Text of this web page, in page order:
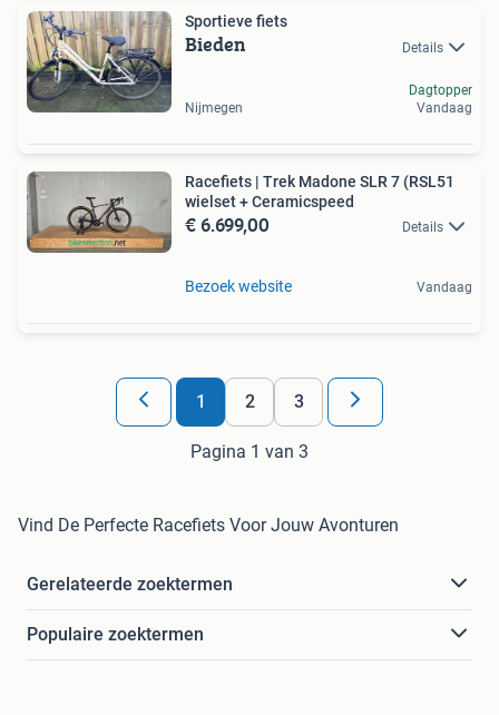
Sportieve fiets
Bieden Details
Nijmegen
Dagtopper
Vandaag
Racefiets | Trek Madone SLR 7 (RSL51
wielset + Ceramicspeed
€ 6.699,00 Details
Bezoek website Vandaag
1 2 3
Pagina 1 van 3
Vind De Perfecte Racefiets Voor Jouw Avonturen
Gerelateerde zoektermen
Populaire zoektermen